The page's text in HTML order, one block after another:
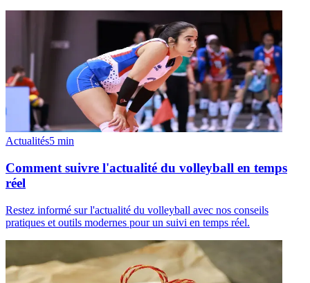
Actualités5 min
Comment suivre l'actualité du volleyball en temps
réel
Restez informé sur l'actualité du volleyball avec nos conseils
pratiques et outils modernes pour un suivi en temps réel.